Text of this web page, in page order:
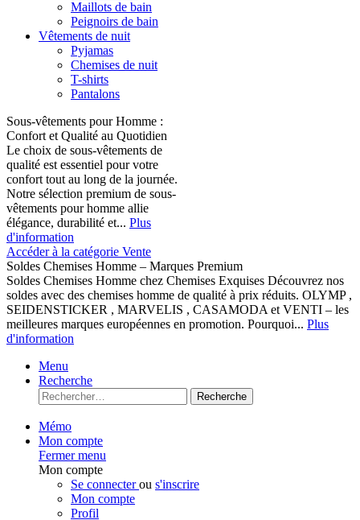
Maillots de bain
Peignoirs de bain
Vêtements de nuit
Pyjamas
Chemises de nuit
T-shirts
Pantalons
Sous-vêtements pour Homme :
Confort et Qualité au Quotidien
Le choix de sous-vêtements de
qualité est essentiel pour votre
confort tout au long de la journée.
Notre sélection premium de sous-
vêtements pour homme allie
élégance, durabilité et... Plus
d'information
Accéder à la catégorie Vente
Soldes Chemises Homme – Marques Premium
Soldes Chemises Homme chez Chemises Exquises Découvrez nos
soldes avec des chemises homme de qualité à prix réduits. OLYMP ,
SEIDENSTICKER , MARVELIS , CASAMODA et VENTI – les
meilleures marques européennes en promotion. Pourquoi... Plus
d'information
Menu
Recherche
Recherche
Mémo
Mon compte
Fermer menu
Mon compte
Se connecterou s'inscrire
Mon compte
Profil